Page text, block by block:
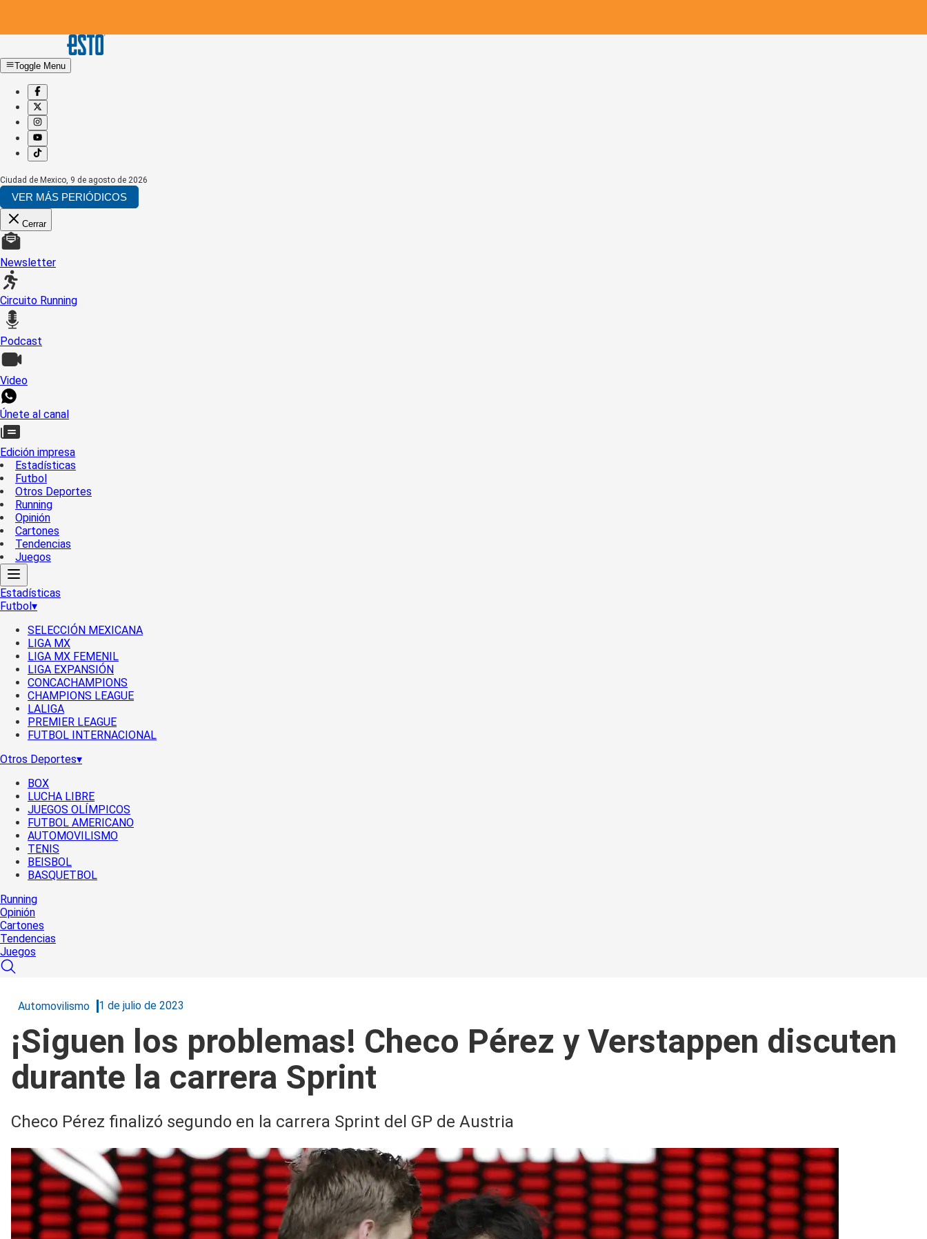
Toggle Menu
Ciudad de Mexico, 9 de agosto de 2026
VER MÁS PERIÓDICOS
Cerrar
Newsletter
Circuito Running
Podcast
Video
Únete al canal
Edición impresa
Estadísticas
Futbol
Otros Deportes
Running
Opinión
Cartones
Tendencias
Juegos
Estadísticas
Futbol▾
SELECCIÓN MEXICANA
LIGA MX
LIGA MX FEMENIL
LIGA EXPANSIÓN
CONCACHAMPIONS
CHAMPIONS LEAGUE
LALIGA
PREMIER LEAGUE
FUTBOL INTERNACIONAL
Otros Deportes▾
BOX
LUCHA LIBRE
JUEGOS OLÍMPICOS
FUTBOL AMERICANO
AUTOMOVILISMO
TENIS
BEISBOL
BASQUETBOL
Running
Opinión
Cartones
Tendencias
Juegos
Automovilismo 1 de julio de 2023
¡Siguen los problemas! Checo Pérez y Verstappen discuten
durante la carrera Sprint
Checo Pérez finalizó segundo en la carrera Sprint del GP de Austria